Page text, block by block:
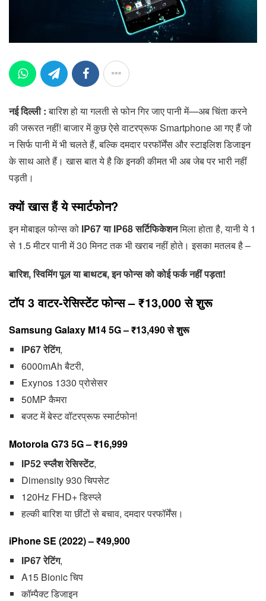
नई दिल्ली :बारिश हो या गलती से फोन गिर जाए पानी में—अब चिंता करने
की जरूरत नहीं! बाजार में कुछ ऐसे वाटरप्रूफ Smartphone आ गए हैं जो
न सिर्फ पानी में भी चलते हैं, बल्कि दमदार परफॉर्मेंस और स्टाइलिश डिजाइन
के साथ आते हैं। खास बात ये है कि इनकी कीमत भी अब जेब पर भारी नहीं
पड़ती।
क्यों खास हैं ये स्मार्टफोन?
इन मोबाइल फोन्स को IP67 या IP68 सर्टिफिकेशनमिला होता है, यानी ये 1
से 1.5 मीटर पानी में 30 मिनट तक भी खराब नहीं होते। इसका मतलब है –
बारिश, स्विमिंग पूल या बाथटब, इन फोन्स को कोई फर्क नहीं पड़ता!
टॉप 3 वाटर-रेसिस्टेंट फोन्स – ₹13,000 से शुरू
Samsung Galaxy M14 5G– ₹13,490 से शुरू
IP67 रेटिंग,
6000mAh बैटरी,
Exynos 1330 प्रोसेसर
50MP कैमरा
बजट में बेस्ट वॉटरप्रूफ स्मार्टफोन!
Motorola G73 5G– ₹16,999
IP52 स्प्लैश रेसिस्टेंट,
Dimensity 930 चिपसेट
120Hz FHD+ डिस्प्ले
हल्की बारिश या छींटों से बचाव, दमदार परफॉर्मेंस।
iPhone SE (2022)– ₹49,900
IP67 रेटिंग,
A15 Bionic चिप
कॉम्पैक्ट डिजाइन